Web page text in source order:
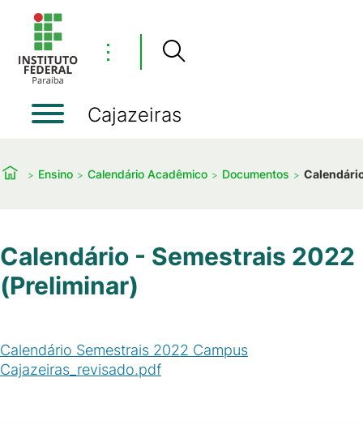
⋮
Cajazeiras
Ensino Calendário Acadêmico Documentos
Calendário - Semestrais 2022
(Preliminar)
Calendário Semestrais 2022 Campus
Cajazeiras_revisado.pdf